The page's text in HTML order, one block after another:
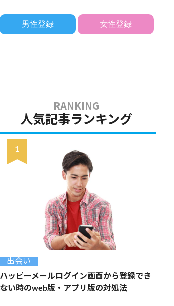
男性登録 女性登録
人気記事ランキング
出会い
ハッピーメールログイン画面から登録でき
ない時のweb版・アプリ版の対処法